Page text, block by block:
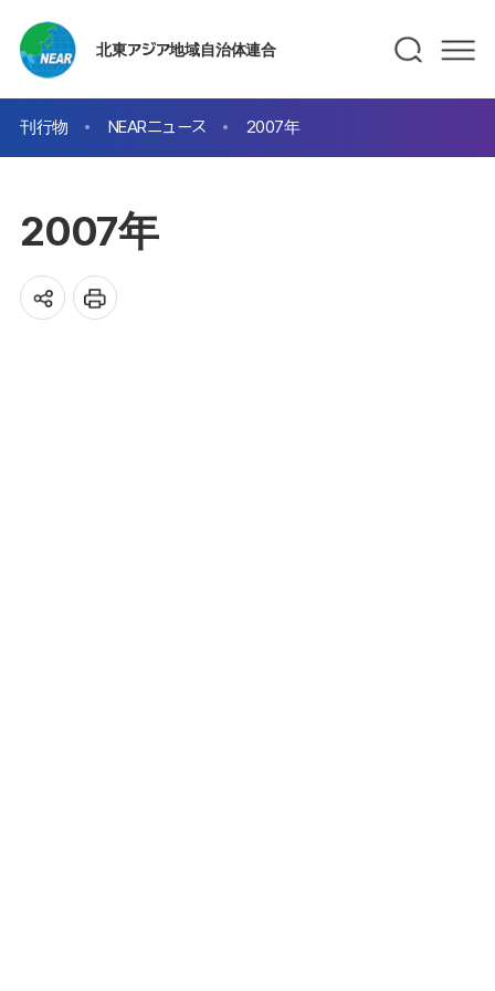
北東アジア地域自治体連合
刊行物 NEARニュース 2007年
2007年